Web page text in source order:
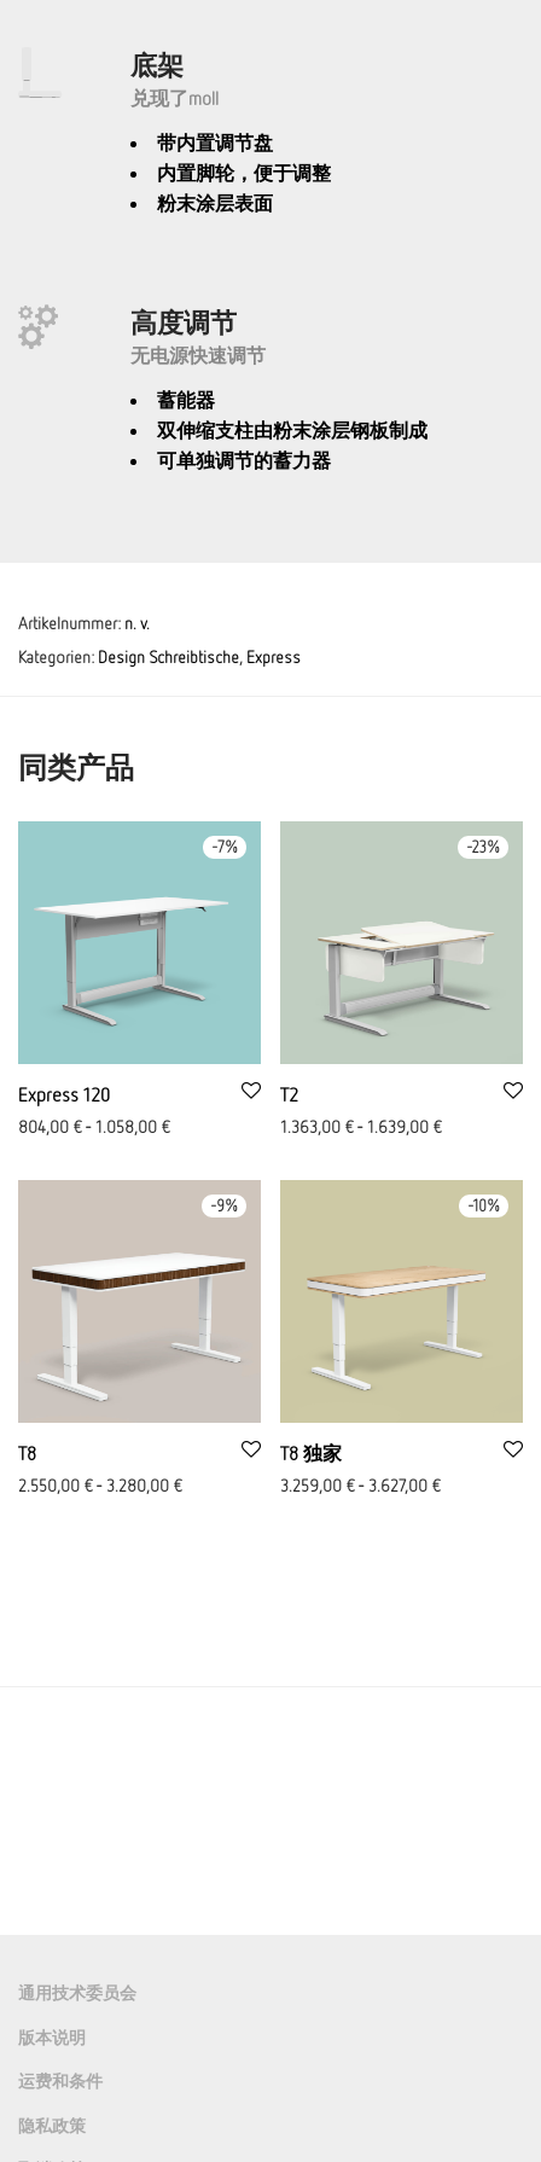
底架
兑现了moll
带内置调节盘
内置脚轮，便于调整
粉末涂层表面
高度调节
无电源快速调节
蓄能器
双伸缩支柱由粉末涂层钢板制成
可单独调节的蓄力器
Artikelnummer: n. v.
Kategorien: Design Schreibtische, Express
同类产品
-7%
Express 120
804,00 €- 1.058,00 €
-23%
T2
1.363,00 €- 1.639,00 €
-9%
T8
2.550,00 €- 3.280,00 €
-10%
T8 独家
3.259,00 €- 3.627,00 €
通用技术委员会
版本说明
运费和条件
隐私政策